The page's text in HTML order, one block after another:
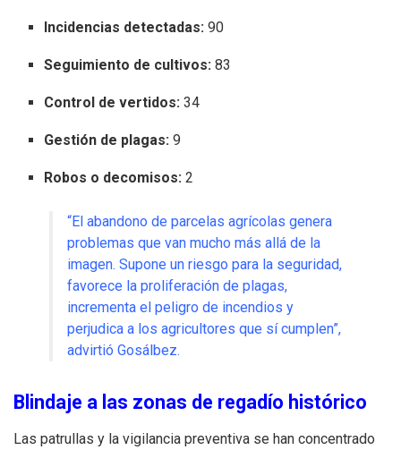
Incidencias detectadas: 90
Seguimiento de cultivos: 83
Control de vertidos: 34
Gestión de plagas: 9
Robos o decomisos: 2
“El abandono de parcelas agrícolas genera
problemas que van mucho más allá de la
imagen. Supone un riesgo para la seguridad,
favorece la proliferación de plagas,
incrementa el peligro de incendios y
perjudica a los agricultores que sí cumplen”,
advirtió Gosálbez.
Blindaje a las zonas de regadío histórico
Las patrullas y la vigilancia preventiva se han concentrado